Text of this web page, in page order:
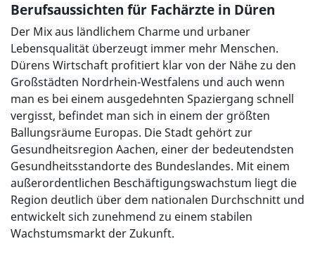
Berufsaussichten für Fachärzte in Düren
Der Mix aus ländlichem Charme und urbaner
Lebensqualität überzeugt immer mehr Menschen.
Dürens Wirtschaft profitiert klar von der Nähe zu den
Großstädten Nordrhein-Westfalens und auch wenn
man es bei einem ausgedehnten Spaziergang schnell
vergisst, befindet man sich in einem der größten
Ballungsräume Europas. Die Stadt gehört zur
Gesundheitsregion Aachen, einer der bedeutendsten
Gesundheitsstandorte des Bundeslandes. Mit einem
außerordentlichen Beschäftigungswachstum liegt die
Region deutlich über dem nationalen Durchschnitt und
entwickelt sich zunehmend zu einem stabilen
Wachstumsmarkt der Zukunft.